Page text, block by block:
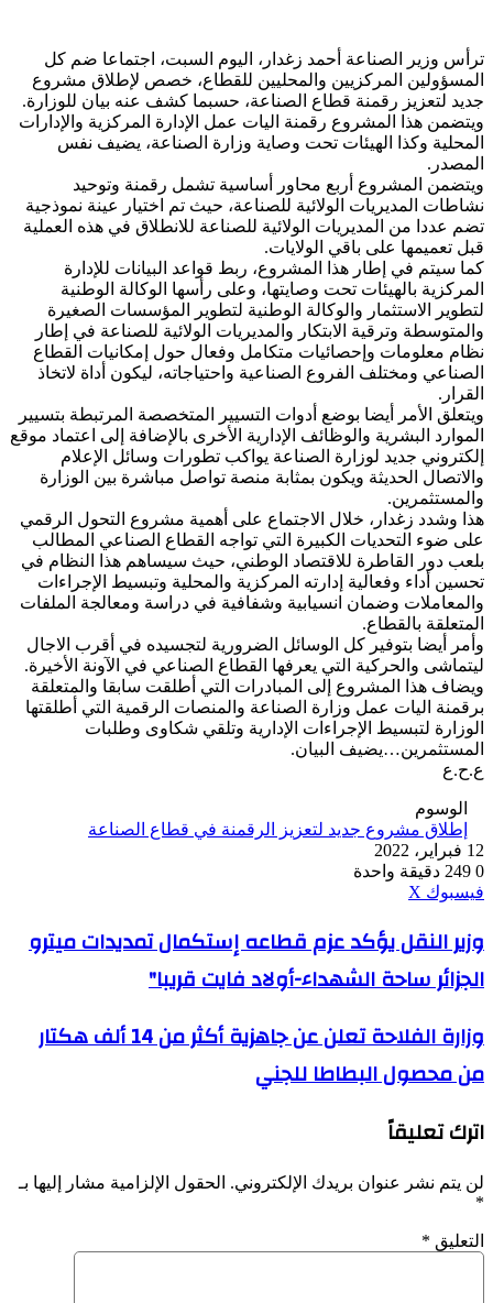
ترأس وزير الصناعة أحمد زغدار، اليوم السبت، اجتماعا ضم كل
المسؤولين المركزيين والمحليين للقطاع، خصص لإطلاق مشروع
جديد لتعزيز رقمنة قطاع الصناعة، حسبما كشف عنه بيان للوزارة.
ويتضمن هذا المشروع رقمنة اليات عمل الإدارة المركزية والإدارات
المحلية وكذا الهيئات تحت وصاية وزارة الصناعة، يضيف نفس
المصدر.
ويتضمن المشروع أربع محاور أساسية تشمل رقمنة وتوحيد
نشاطات المديريات الولائية للصناعة، حيث تم اختيار عينة نموذجية
تضم عددا من المديريات الولائية للصناعة للانطلاق في هذه العملية
قبل تعميمها على باقي الولايات.
كما سيتم في إطار هذا المشروع، ربط قواعد البيانات للإدارة
المركزية بالهيئات تحت وصايتها، وعلى رأسها الوكالة الوطنية
لتطوير الاستثمار والوكالة الوطنية لتطوير المؤسسات الصغيرة
والمتوسطة وترقية الابتكار والمديريات الولائية للصناعة في إطار
نظام معلومات وإحصائيات متكامل وفعال حول إمكانيات القطاع
الصناعي ومختلف الفروع الصناعية واحتياجاته، ليكون أداة لاتخاذ
القرار.
ويتعلق الأمر أيضا بوضع أدوات التسيير المتخصصة المرتبطة بتسيير
الموارد البشرية والوظائف الإدارية الأخرى بالإضافة إلى اعتماد موقع
إلكتروني جديد لوزارة الصناعة يواكب تطورات وسائل الإعلام
والاتصال الحديثة ويكون بمثابة منصة تواصل مباشرة بين الوزارة
والمستثمرين.
هذا وشدد زغدار، خلال الاجتماع على أهمية مشروع التحول الرقمي
على ضوء التحديات الكبيرة التي تواجه القطاع الصناعي المطالب
بلعب دور القاطرة للاقتصاد الوطني، حيث سيساهم هذا النظام في
تحسين أداء وفعالية إدارته المركزية والمحلية وتبسيط الإجراءات
والمعاملات وضمان انسيابية وشفافية في دراسة ومعالجة الملفات
المتعلقة بالقطاع.
وأمر أيضا بتوفير كل الوسائل الضرورية لتجسيده في أقرب الاجال
ليتماشى والحركية التي يعرفها القطاع الصناعي في الآونة الأخيرة.
ويضاف هذا المشروع إلى المبادرات التي أطلقت سابقا والمتعلقة
برقمنة اليات عمل وزارة الصناعة والمنصات الرقمية التي أطلقتها
الوزارة لتبسيط الإجراءات الإدارية وتلقي شكاوى وطلبات
المستثمرين…يضيف البيان.
ع.ح.ع
الوسوم
إطلاق مشروع جديد لتعزيز الرقمنة في قطاع الصناعة
12 فبراير، 2022
0
دقيقة واحدة
فيسبوك ‫X
وزير
النقل
يؤكد
عزم
إستكمال
ميترو
ساحة
الشهداء-
فايت
قريبا"
وزير النقل يؤكد عزم قطاعه إستكمال تمديدات ميترو
الجزائر ساحة الشهداء-أولاد فايت قريبا"
وزارة
الفلاحة
تعلن
عن
أكثر
14
ألف
من
محصول
وزارة الفلاحة تعلن عن جاهزية أكثر من 14 ألف هكتار
من محصول البطاطا للجني
اترك تعليقاً
لن يتم نشر عنوان بريدك الإلكتروني. الحقول الإلزامية مشار إليها بـ
*
التعليق *